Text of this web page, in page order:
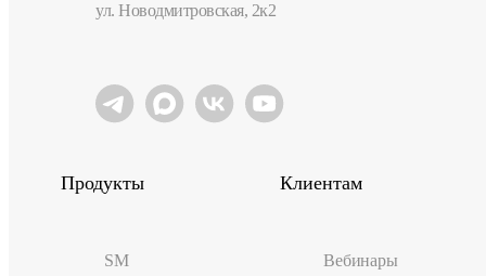
ул. Новодмитровская, 2к2
Продукты
SM
Клиентам
Вебинары